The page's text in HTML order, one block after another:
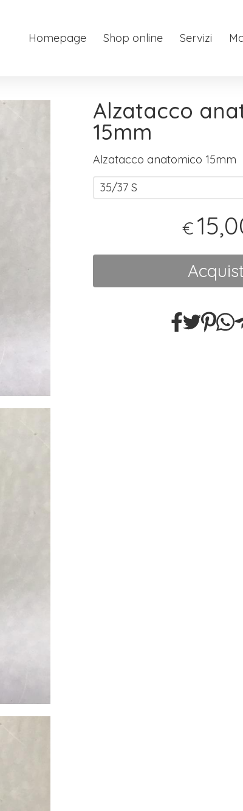
Homepage Shop online Servizi
Alzatacco
15mm
Alzatacco anatomico 15mm
35/37 S
€